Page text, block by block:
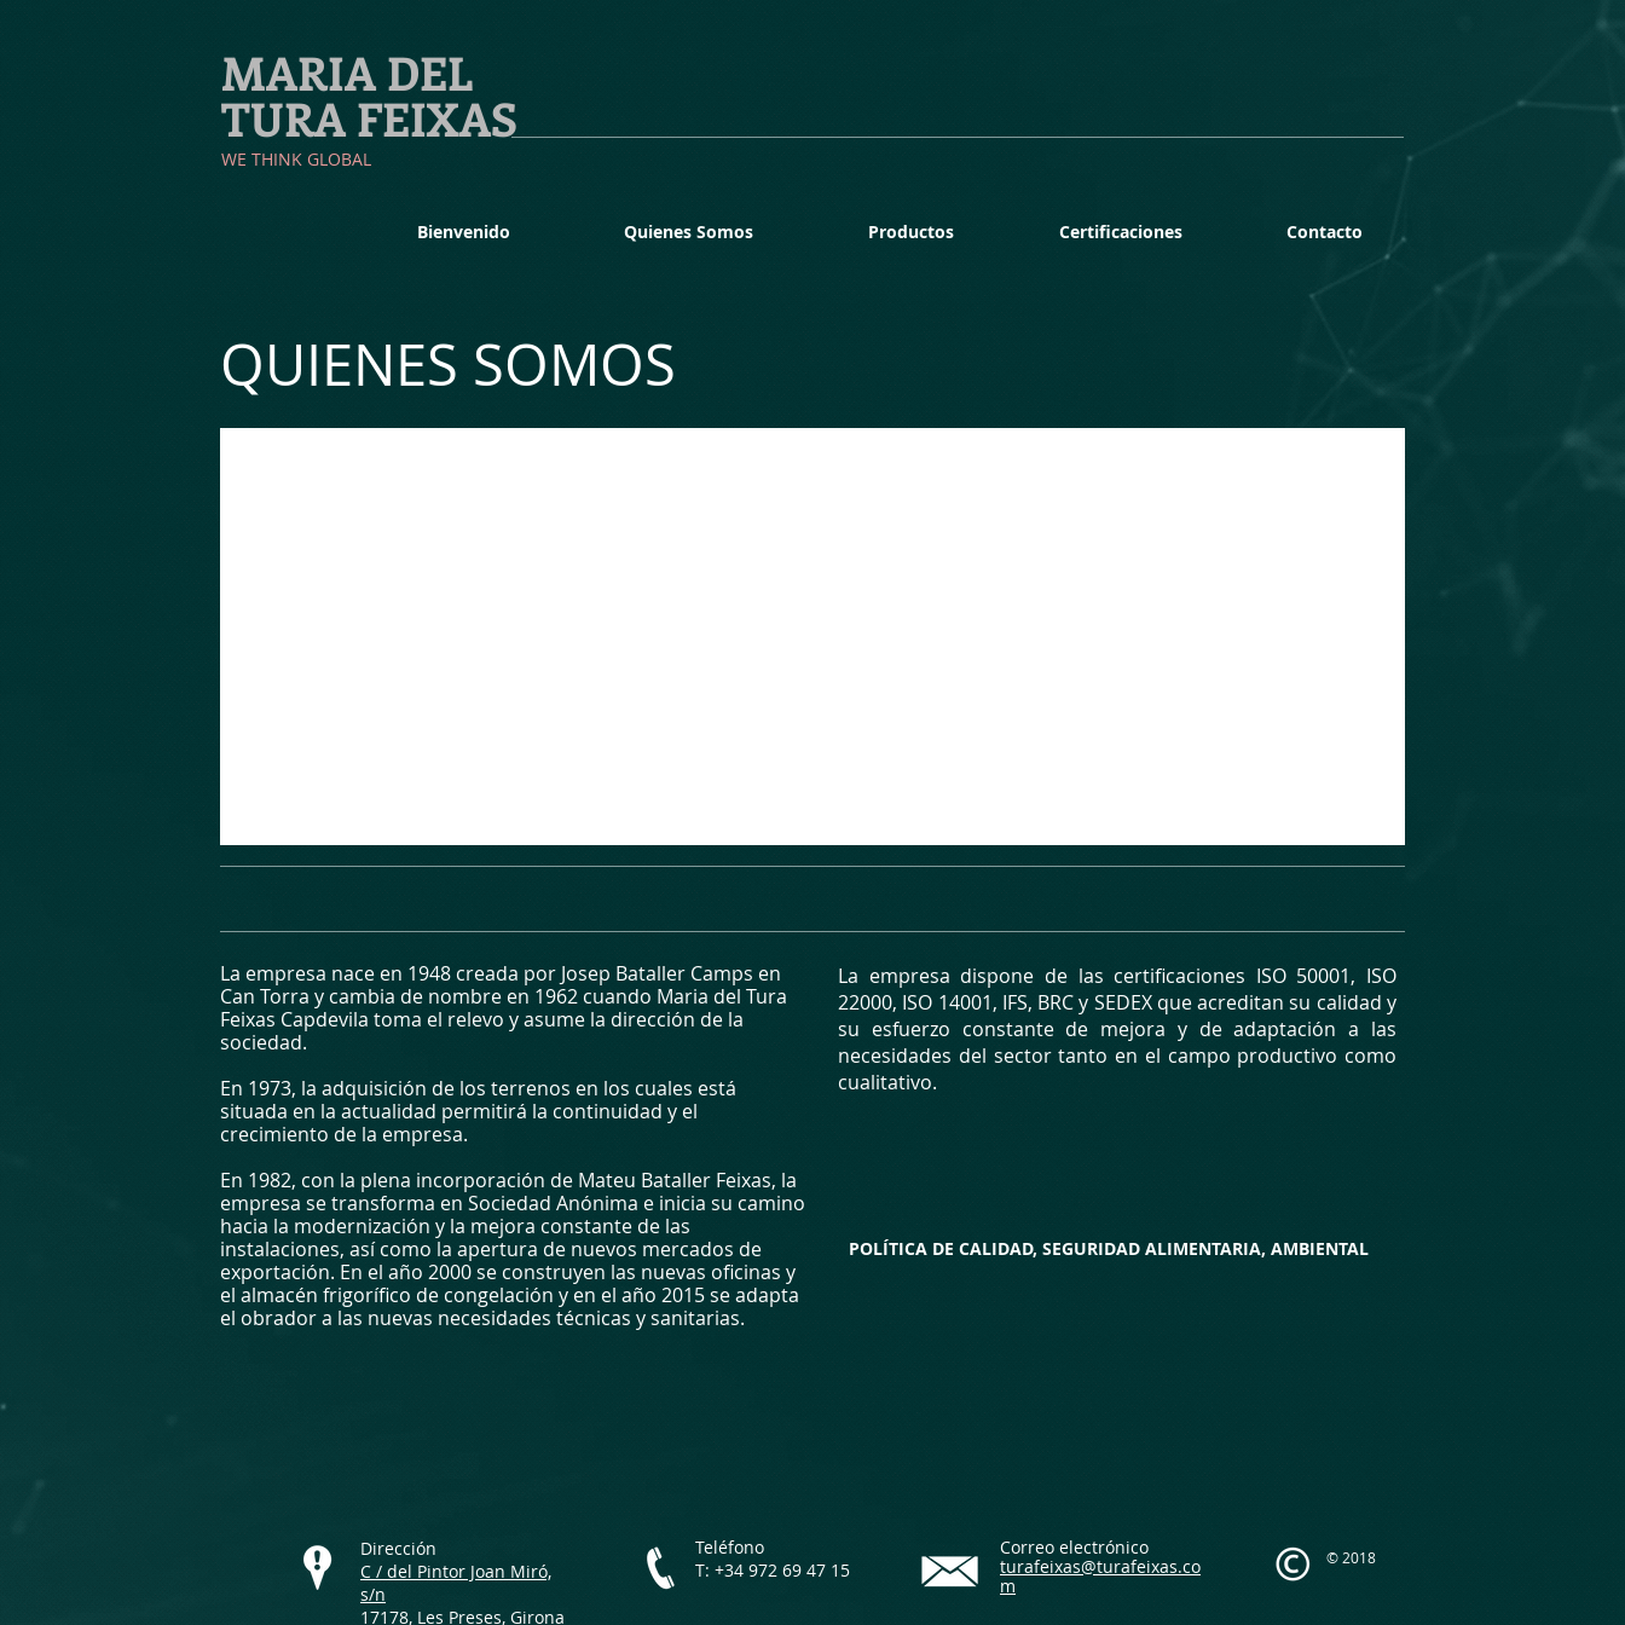
MARIA DEL
TURA FEIXAS
​WE THINK GLOBAL
Bienvenido Quienes Somos Productos Certificaciones Contacto
QUIENES SOMOS
La empresa nace en 1948 creada por Josep Bataller Camps en
Can Torra y cambia de nombre en 1962 cuando Maria del Tura
Feixas Capdevila toma el relevo y asume la dirección de la
sociedad.
En 1973, la adquisición de los terrenos en los cuales está
situada en la actualidad permitirá la continuidad y el
crecimiento de la empresa.
En 1982, con la plena incorporación de Mateu Bataller Feixas, la
empresa se transforma en Sociedad Anónima e inicia su camino
hacia la modernización y la mejora constante de las
instalaciones, así como la apertura de nuevos mercados de
exportación. En el año 2000 se construyen las nuevas oficinas y
el almacén frigorífico de congelación y en el año 2015 se adapta
el obrador a las nuevas necesidades técnicas y sanitarias.
La empresa dispone de las certificaciones ISO 50001, ISO
22000, ISO 14001, IFS, BRC y SEDEX que acreditan su calidad y
su esfuerzo constante de mejora y de adaptación a las
necesidades del sector tanto en el campo productivo como
cualitativo.
POLÍTICA DE CALIDAD, SEGURIDAD ALIMENTARIA, AMBIENTAL
Dirección​
C / del Pintor Joan Miró,
s/n
17178, Les Preses, Girona
Teléfono
T: +34 972 69 47 15
Correo electrónico
turafeixas@turafeixas.co
m
© 2018